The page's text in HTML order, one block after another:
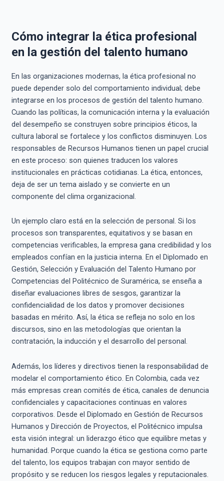
Cómo integrar la ética profesional
en la gestión del talento humano
En las organizaciones modernas, la ética profesional no
puede depender solo del comportamiento individual; debe
integrarse en los procesos de gestión del talento humano.
Cuando las políticas, la comunicación interna y la evaluación
del desempeño se construyen sobre principios éticos, la
cultura laboral se fortalece y los conflictos disminuyen. Los
responsables de Recursos Humanos tienen un papel crucial
en este proceso: son quienes traducen los valores
institucionales en prácticas cotidianas. La ética, entonces,
deja de ser un tema aislado y se convierte en un
componente del clima organizacional.
Un ejemplo claro está en la selección de personal. Si los
procesos son transparentes, equitativos y se basan en
competencias verificables, la empresa gana credibilidad y los
empleados confían en la justicia interna. En el Diplomado en
Gestión, Selección y Evaluación del Talento Humano por
Competencias del Politécnico de Suramérica, se enseña a
diseñar evaluaciones libres de sesgos, garantizar la
confidencialidad de los datos y promover decisiones
basadas en mérito. Así, la ética se refleja no solo en los
discursos, sino en las metodologías que orientan la
contratación, la inducción y el desarrollo del personal.
Además, los líderes y directivos tienen la responsabilidad de
modelar el comportamiento ético. En Colombia, cada vez
más empresas crean comités de ética, canales de denuncia
confidenciales y capacitaciones continuas en valores
corporativos. Desde el Diplomado en Gestión de Recursos
Humanos y Dirección de Proyectos, el Politécnico impulsa
esta visión integral: un liderazgo ético que equilibre metas y
humanidad. Porque cuando la ética se gestiona como parte
del talento, los equipos trabajan con mayor sentido de
propósito y se reducen los riesgos legales y reputacionales.